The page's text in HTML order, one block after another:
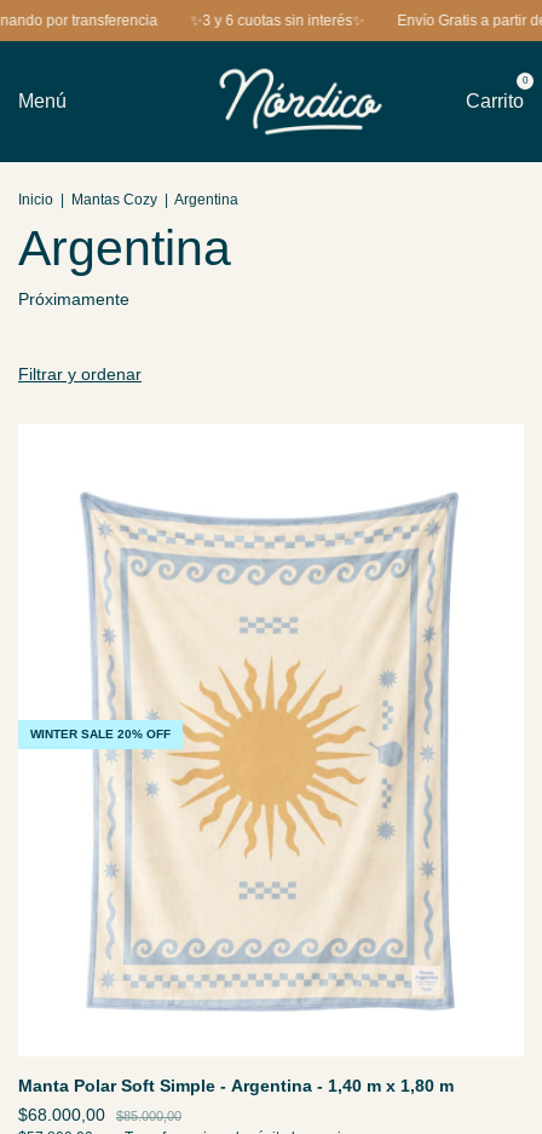
por transferencia ✨3 y 6 cuotas sin interés✨ Envío Gratis a partir de
Menú Carrito
0
Inicio Mantas Cozy Argentina
Argentina
Próximamente
Filtrar y ordenar
WINTER SALE 20% OFF
Manta Polar Soft Simple - Argentina - 1,40 m x 1,80 m
$68.000,00
$85.000,00